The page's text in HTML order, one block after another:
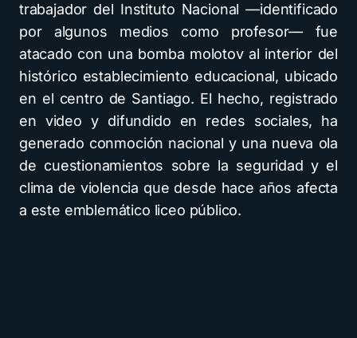
trabajador del Instituto Nacional —identificado
por algunos medios como profesor— fue
atacado con una bomba molotov al interior del
histórico establecimiento educacional, ubicado
en el centro de Santiago. El hecho, registrado
en video y difundido en redes sociales, ha
generado conmoción nacional y una nueva ola
de cuestionamientos sobre la seguridad y el
clima de violencia que desde hace años afecta
a este emblemático liceo público.